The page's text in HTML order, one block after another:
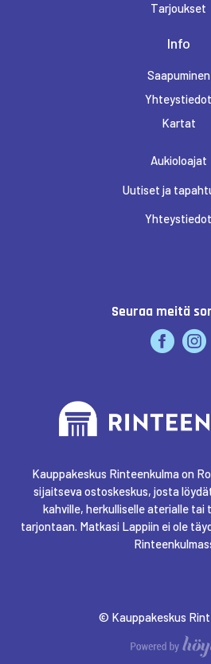
K-SUPERMARKET
KELLO JA KULTA
KUKKAKAUPPA
KULTAJOUSI
LUCKIEFUN'S
MAANMITTAUS
MAINOA CRAFT &
MARTTIINI
NEW HAIRSTORE
Aukioloajat
Uutiset ja
Yhteystiedot
Seuraa meitä
Tarjoukset
Info
Saapuminen
Yhteystiedot
Kartat
Kauppakeskus Rinteenkulma on
sijaitseva ostoskeskus, josta
kahville, herkulliselle aterialle tai
tarjontaan. Matkasi Lappiin ei ole
© Kauppakeskus